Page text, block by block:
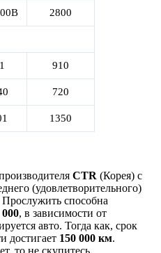
2800
910
720
1350
CTR (Корея) с
(удовлетворительного)
способна
000, в зависимости от
авто. Тогда как, срок
достигает 150 000 км.
то не скупитесь.